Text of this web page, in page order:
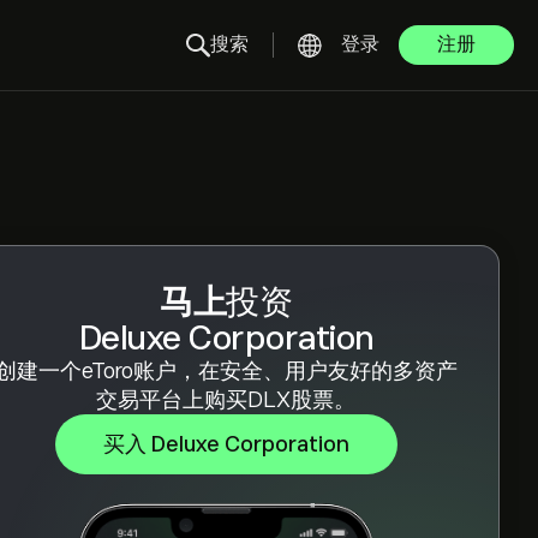
搜索 登录 注册
马上投资
Deluxe Corporation
建一个eToro账户，在安全、用户友好的多资产
交易平台上购买DLX股票。
买入 Deluxe Corporation